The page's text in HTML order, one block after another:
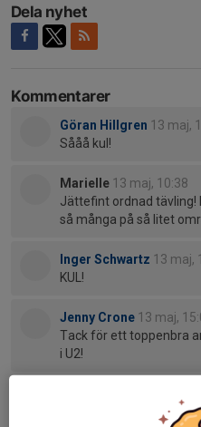
Dela nyhet
Kommentarer
Göran Hillgren 13 maj,
Sååå kul!
Marielle 13 maj, 10:38
Jättefint ordnad tävling!
så många på så litet
Inger Schwartz 13 maj,
KUL!
Jenny Crone 13 maj,
Tack för ett toppenbra
i U2!